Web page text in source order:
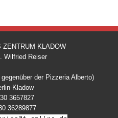
ZENTRUM KLADOW
Wilfried Reiser
der Pizzeria Alberto)
Kladow
3657827
36289877